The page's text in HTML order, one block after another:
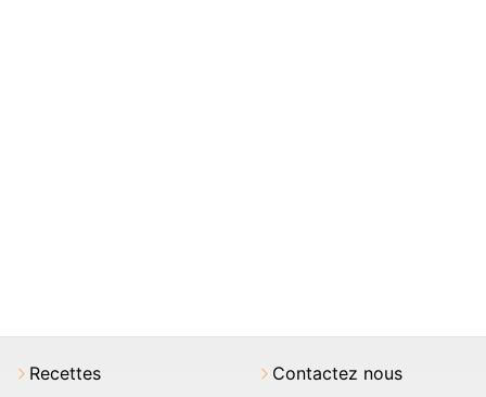
Recettes
Contactez nous